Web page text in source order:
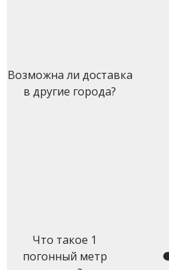
Возможна ли доставка
в другие города?
Что такое 1
погонный метр